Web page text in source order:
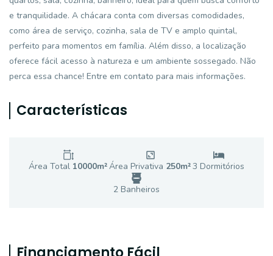
e tranquilidade. A chácara conta com diversas comodidades,
como área de serviço, cozinha, sala de TV e amplo quintal,
perfeito para momentos em família. Além disso, a localização
oferece fácil acesso à natureza e um ambiente sossegado. Não
perca essa chance! Entre em contato para mais informações.
Características
Área Total 10000m²Área Privativa 250m²3 Dormitórios
2 Banheiros